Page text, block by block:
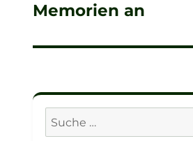
Memorien an
Suche
nach: